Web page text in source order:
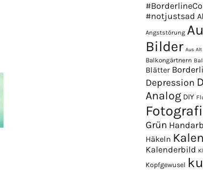
#notjustsad
Angststörung
Bilder Aus
Balkongärtnern
Blätter
Depression
Analog DIY
Grün
Häkeln
Kalenderbild
Kopfgewusel